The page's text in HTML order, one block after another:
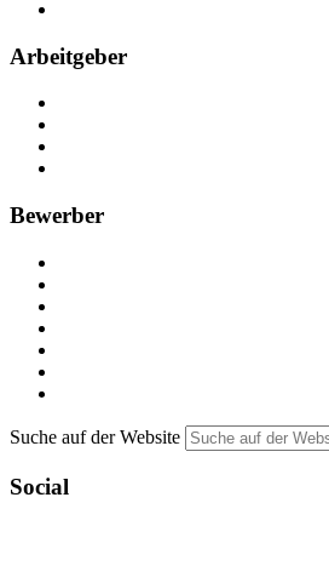
Arbeitgeber
Bewerber
Suche auf der Website
Social